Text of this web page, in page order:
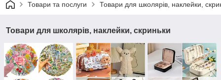
Товари та послуги Товари для школярів, наклейки,
Товари для школярів, наклейки, скриньки